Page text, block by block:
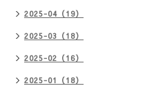
2025-04（19）
2025-03（18）
2025-02（16）
2025-01（18）